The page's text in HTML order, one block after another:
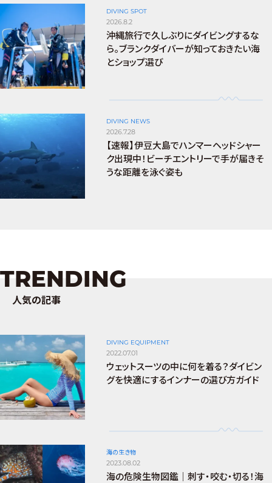
DIVING SPOT
2026.8.2
沖縄旅行で久しぶりにダイビングするな
ら。ブランクダイバーが知っておきたい海
とショップ選び
DIVING NEWS
2026.7.28
【速報】伊豆大島でハンマーヘッドシャー
ク出現中！ビーチエントリーで手が届きそ
うな距離を泳ぐ姿も
TRENDING
人気の記事
DIVING EQUIPMENT
2022.07.01
ウェットスーツの中に何を着る？ダイビン
グを快適にするインナーの選び方ガイド
海の生き物
2023.08.02
海の危険生物図鑑｜刺す・咬む・切る！海